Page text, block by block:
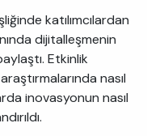
katılımcılardan
dijitalleşmenin
Etkinlik
nasıl
inovasyonun nasıl